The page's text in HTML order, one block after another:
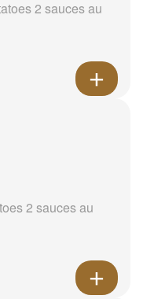
2 sauces au
2 sauces au